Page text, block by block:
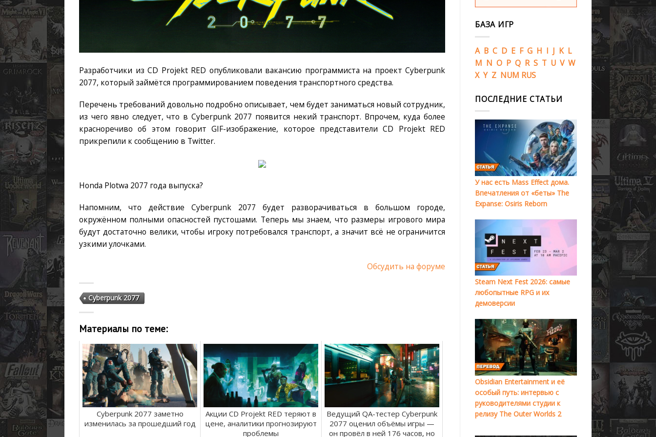
Разработчики из CD Projekt RED опубликовали вакансию программиста на проект Cyberpunk
2077, который займётся программированием поведения транспортного средства.
Перечень требований довольно подробно описывает, чем будет заниматься новый сотрудник,
из чего явно следует, что в Cyberpunk 2077 появится некий транспорт. Впрочем, куда более
красноречиво об этом говорит GIF-изображение, которое представители CD Projekt RED
прикрепили к сообщению в Twitter.
Honda Plotwa 2077 года выпуска?
Напомним, что действие Cyberpunk 2077 будет разворачиваться в большом городе,
окружённом полными опасностей пустошами. Теперь мы знаем, что размеры игрового мира
будут достаточно велики, чтобы игроку потребовался транспорт, а значит всё не ограничится
узкими улочками.
Обсудить на форуме
Cyberpunk 2077
Материалы по теме:
Cyberpunk 2077 заметно
изменилась за прошедший год
Акции CD Projekt RED теряют в
цене, аналитики прогнозируют
проблемы
Ведущий QA-тестер Cyberpunk
2077 оценил объёмы игры —
он провёл в ней 176 часов, но
БАЗА ИГР
A B C D E F G H I J K L
M N O P Q R S T U V W
X Y Z NUM RUS
ПОСЛЕДНИЕ СТАТЬИ
У нас есть Mass Effect дома.
Впечатления от «беты» The
Expanse: Osiris Reborn
Steam Next Fest 2026: самые
любопытные RPG и их
демоверсии
Obsidian Entertainment и её
особый путь: интервью с
руководителями студии к
релизу The Outer Worlds 2